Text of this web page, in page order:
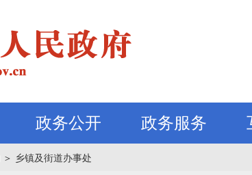
政务公开 政务服务
＞ 乡镇及街道办事处